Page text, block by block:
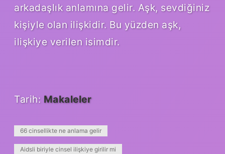
arkadaşlık anlamına gelir. Aşk, sevdiğiniz
kişiyle olan ilişkidir. Bu yüzden aşk,
ilişkiye verilen isimdir.
Tarih: Makaleler
66 cinsellikte ne anlama gelir
Aidsli biriyle cinsel ilişkiye girilir mi